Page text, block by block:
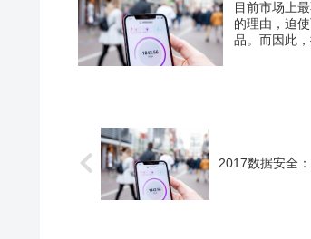
目前市场上
的理由，迫
品。而因此
2017数据安全